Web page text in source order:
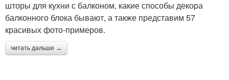
шторы для кухни с балконом, какие способы декора
балконного блока бывают, а также представим 57
красивых фото-примеров.
читать дальше →